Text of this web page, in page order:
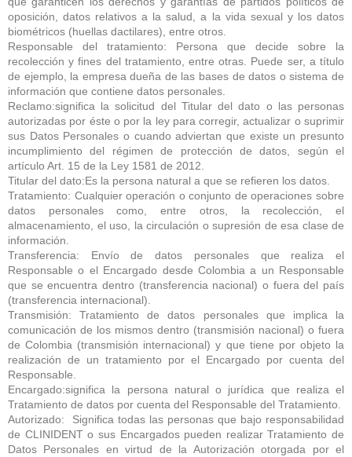
oposición, datos relativos a la salud, a la vida sexual y los datos
biométricos (huellas dactilares), entre otros.
Responsable del tratamiento: Persona que decide sobre la
recolección y fines del tratamiento, entre otras. Puede ser, a título
de ejemplo, la empresa dueña de las bases de datos o sistema de
información que contiene datos personales.
Reclamo:significa la solicitud del Titular del dato o las personas
autorizadas por éste o por la ley para corregir, actualizar o suprimir
sus Datos Personales o cuando adviertan que existe un presunto
incumplimiento del régimen de protección de datos, según el
artículo Art. 15 de la Ley 1581 de 2012.
Titular del dato:Es la persona natural a que se refieren los datos.
Tratamiento: Cualquier operación o conjunto de operaciones sobre
datos personales como, entre otros, la recolección, el
almacenamiento, el uso, la circulación o supresión de esa clase de
información.
Transferencia: Envío de datos personales que realiza el
Responsable o el Encargado desde Colombia a un Responsable
que se encuentra dentro (transferencia nacional) o fuera del país
(transferencia internacional).
Transmisión: Tratamiento de datos personales que implica la
comunicación de los mismos dentro (transmisión nacional) o fuera
de Colombia (transmisión internacional) y que tiene por objeto la
realización de un tratamiento por el Encargado por cuenta del
Responsable.
Encargado:significa la persona natural o jurídica que realiza el
Tratamiento de datos por cuenta del Responsable del Tratamiento.
Autorizado: Significa todas las personas que bajo responsabilidad
de CLINIDENT o sus Encargados pueden realizar Tratamiento de
Datos Personales en virtud de la Autorización otorgada por el